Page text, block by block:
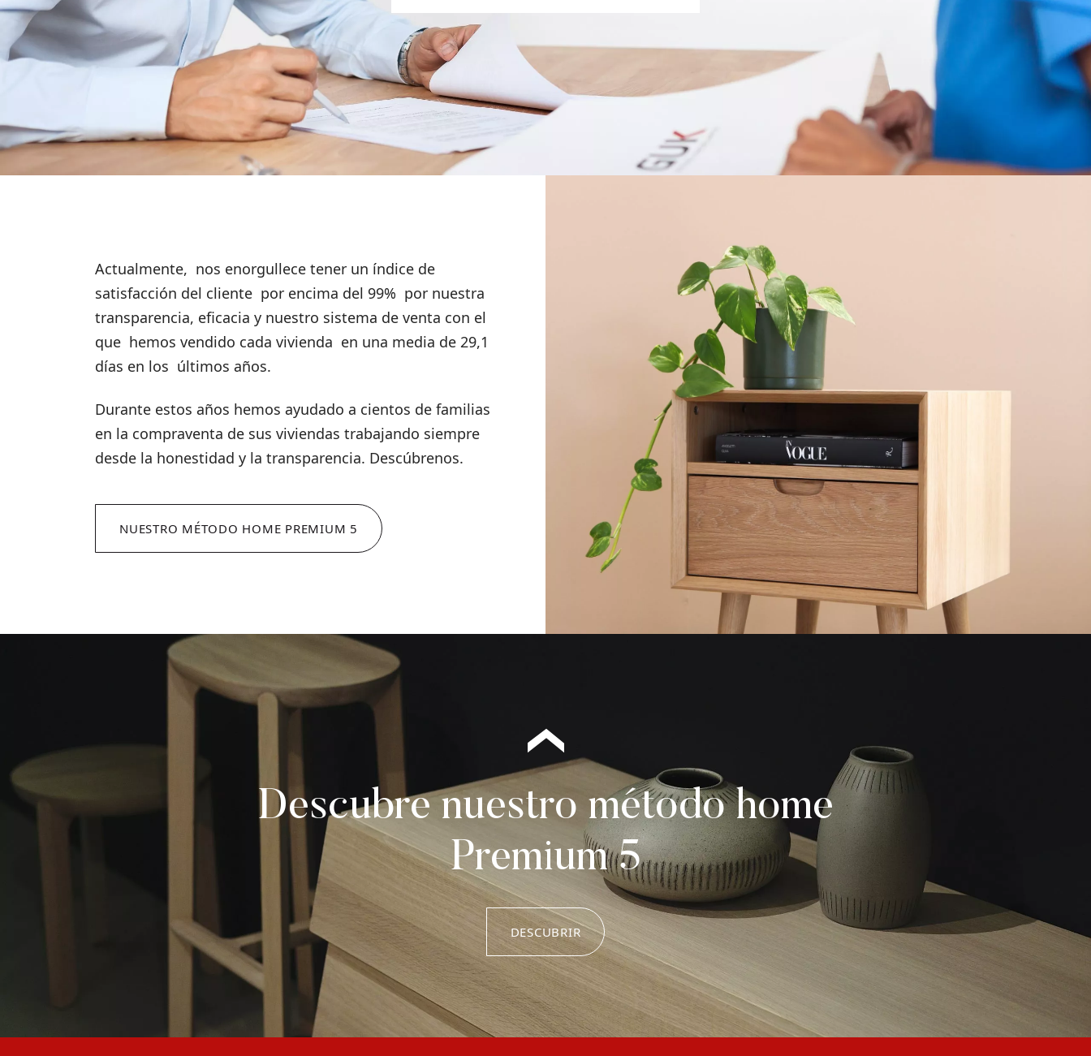
Actualmente, nos enorgullece tener un índice de
satisfacción del cliente por encima del 99% por nuestra
transparencia, eficacia y nuestro sistema de venta con el
que hemos vendido cada vivienda en una media de 29,1
días en los últimos años.
Durante estos años hemos ayudado a cientos de familias
en la compraventa de sus viviendas trabajando siempre
desde la honestidad y la transparencia. Descúbrenos.
NUESTRO MÉTODO HOME PREMIUM 5
Descubre nuestro método home
Premium 5
DESCUBRIR